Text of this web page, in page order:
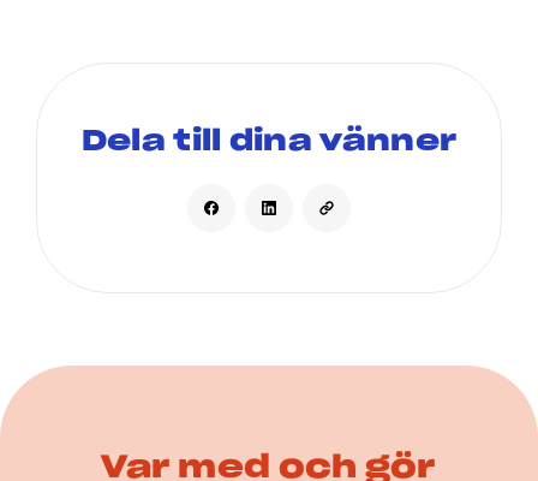
Dela till dina vänner
Var med och gör